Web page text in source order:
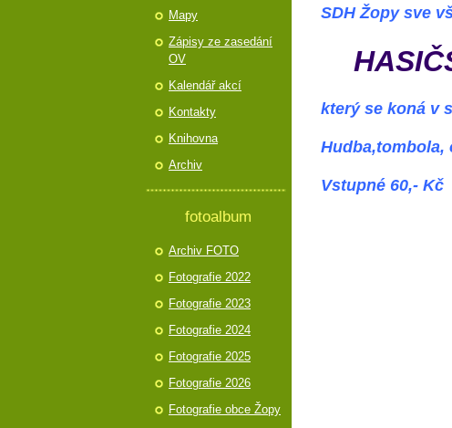
SDH Žopy sve
který se koná v
Hudba,tombola,
Vstupné 60,- Kč
Mapy
Zápisy ze zasedání
OV
Kalendář akcí
Kontakty
Knihovna
Archiv
fotoalbum
Archiv FOTO
Fotografie 2022
Fotografie 2023
Fotografie 2024
Fotografie 2025
Fotografie 2026
Fotografie obce Žopy